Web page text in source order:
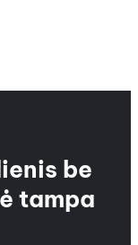
be
tampa